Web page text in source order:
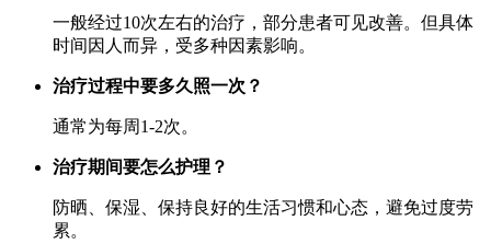
一般经过10次左右的治疗，部分患者可见改善。但具体
时间因人而异，受多种因素影响。
治疗过程中要多久照一次？
通常为每周1-2次。
治疗期间要怎么护理？
防晒、保湿、保持良好的生活习惯和心态，避免过度劳
累。